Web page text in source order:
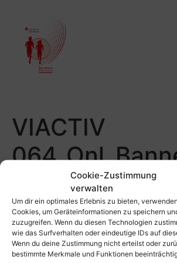
Cookie-Zustimmung
verwalten
Um dir ein optimales Erlebnis zu bieten,
Cookies, um Geräteinformationen zu speichern
zuzugreifen. Wenn du diesen Technologien
wie das Surfverhalten oder eindeutige IDs auf
Wenn du deine Zustimmung nicht erteilst oder
bestimmte Merkmale und Funktionen
VIACTIV
1080 Pixel